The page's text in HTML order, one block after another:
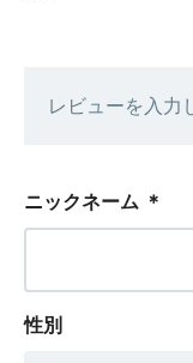
レビューを入力
ニックネーム ＊
性別